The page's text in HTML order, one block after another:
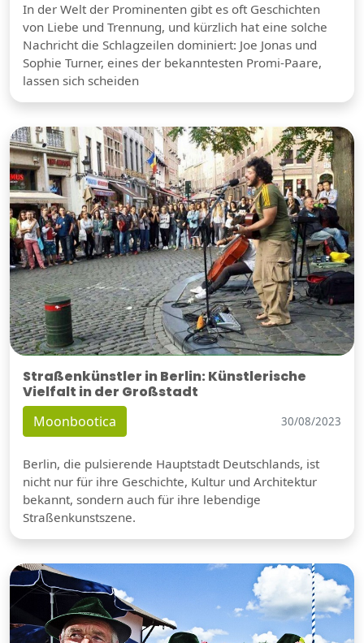
In der Welt der Prominenten gibt es oft Geschichten
von Liebe und Trennung, und kürzlich hat eine solche
Nachricht die Schlagzeilen dominiert: Joe Jonas und
Sophie Turner, eines der bekanntesten Promi-Paare,
lassen sich scheiden
Straßenkünstler in Berlin: Künstlerische
Vielfalt in der Großstadt
Moonbootica 30/08/2023
Berlin, die pulsierende Hauptstadt Deutschlands, ist
nicht nur für ihre Geschichte, Kultur und Architektur
bekannt, sondern auch für ihre lebendige
Straßenkunstszene.